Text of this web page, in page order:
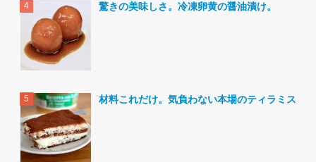
驚きの美味しさ。冷凍卵黄の醤油漬け。
材料これだけ。気負わない本場のティラミス。